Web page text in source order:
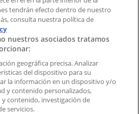
tendrán efecto dentro de nuestro
consulta nuestra política de
nuestros asociados tratamos
geográfica precisa. Analizar
del dispositivo para su
la información en un dispositivo y/o
y contenido personalizados,
contenido, investigación de
servicios.